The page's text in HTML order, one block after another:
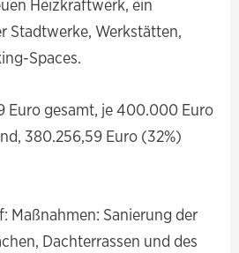
Heizkraftwerk, ein
Stadtwerke, Werkstätten,
Spaces.
Euro gesamt, je 400.000 Euro
380.256,59 Euro (32%)
Maßnahmen: Sanierung der
Dachterrassen und des